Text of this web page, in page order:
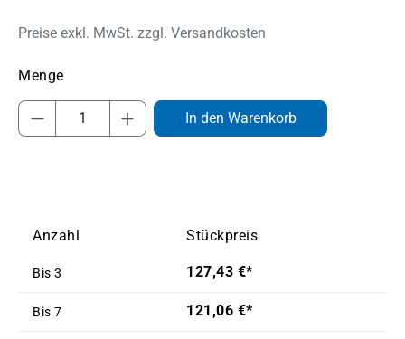
Preise exkl. MwSt. zzgl. Versandkosten
Produkt Anzahl: Gib den gewünschten
In den Warenkorb
Anzahl Stückpreis
Bis 3 127,43 €*
Bis 7 121,06 €*